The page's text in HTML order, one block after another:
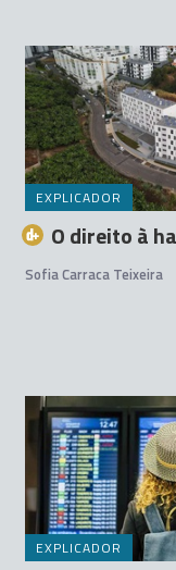
EXPLICADOR
O direito à
Sofia Carraca Teixeira
EXPLICADOR